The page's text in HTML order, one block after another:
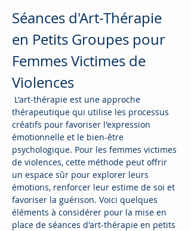
Séances d'Art-Thérapie
en Petits Groupes pour
Femmes Victimes de
Violences
L'art-thérapie est une approche
thérapeutique qui utilise les processus
créatifs pour favoriser l'expression
émotionnelle et le bien-être
psychologique. Pour les femmes victimes
de violences, cette méthode peut offrir
un espace sûr pour explorer leurs
émotions, renforcer leur estime de soi et
favoriser la guérison. Voici quelques
éléments à considérer pour la mise en
place de séances d'art-thérapie en petits